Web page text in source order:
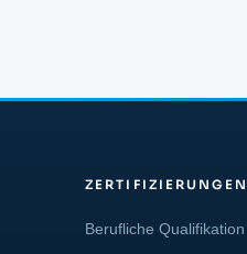
ZERTIFIZIERUNGEN
Berufliche Qualifikation